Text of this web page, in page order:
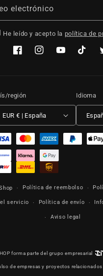
electrónico
He leído y acepto la política de
FacebookInstagramYouTubeTikTok
región
EUR € | España
Idioma
de pago
Política de reembolso
servicio Política de envío
Aviso legal
forma parte del grupo empresarial
de empresas y proyectos